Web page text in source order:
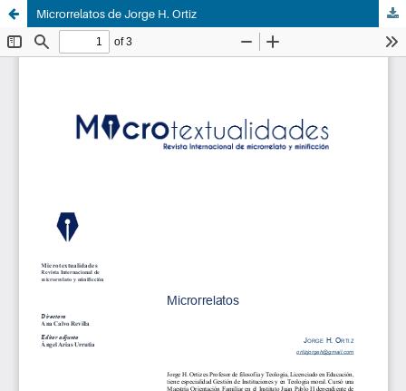
Microrrelatos de Jorge H. Ortiz